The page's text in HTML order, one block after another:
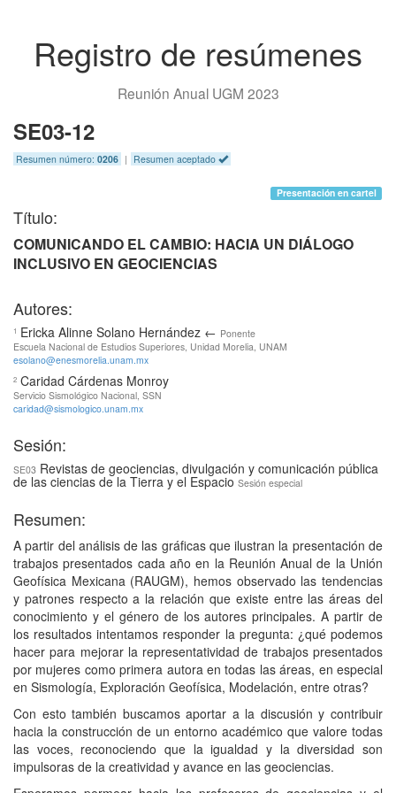
Registro de resúmenes
Reunión Anual UGM 2023
SE03-12
Resumen número: 0206 | Resumen aceptado
Presentación en cartel
Título:
COMUNICANDO EL CAMBIO: HACIA UN DIÁLOGO
INCLUSIVO EN GEOCIENCIAS
Autores:
1 Ericka Alinne Solano Hernández ← Ponente
Escuela Nacional de Estudios Superiores, Unidad Morelia, UNAM
esolano@enesmorelia.unam.mx
2 Caridad Cárdenas Monroy
Servicio Sismológico Nacional, SSN
caridad@sismologico.unam.mx
Sesión:
SE03 Revistas de geociencias, divulgación y comunicación pública
de las ciencias de la Tierra y el Espacio Sesión especial
Resumen:
A partir del análisis de las gráficas que ilustran la presentación de
trabajos presentados cada año en la Reunión Anual de la Unión
Geofísica Mexicana (RAUGM), hemos observado las tendencias
y patrones respecto a la relación que existe entre las áreas del
conocimiento y el género de los autores principales. A partir de
los resultados intentamos responder la pregunta: ¿qué podemos
hacer para mejorar la representatividad de trabajos presentados
por mujeres como primera autora en todas las áreas, en especial
en Sismología, Exploración Geofísica, Modelación, entre otras?
Con esto también buscamos aportar a la discusión y contribuir
hacia la construcción de un entorno académico que valore todas
las voces, reconociendo que la igualdad y la diversidad son
impulsoras de la creatividad y avance en las geociencias.